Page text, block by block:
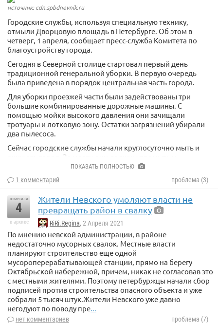
источник: cdn.spbdnevnik.ru
Городские службы, используя специальную технику,
отмыли Дворцовую площадь в Петербурге. Об этом в
четверг, 1 апреля, сообщает пресс-служба Комитета по
благоустройству города.
Сегодня в Северной столице стартовал первый день
традиционной генеральной уборки. В первую очередь
была приведена в порядок центральная часть города.
Для уборки проезжей части были задействованы три
большие комбинированные дорожные машины. С
помощью мойки высокого давления они зачищали
тротуары и лотковую зону. Остатки загрязнений убирали
два пылесоса.
Сейчас городские службы начали круглосуточно мыть и
очищать город. За месяц они должны промыть и
покрасить свыше 15 тысяч урн, почистить более трех тысяч
остановок, а также отмыть более 470 тысяч квадратных
метров дорожных ограждений.
ПОКАЗАТЬ ПОЛНОСТЬЮ
1 комментарий проблема (3)
отметили
4
в архиве
Жители Невского умоляют власти не
превращать район в свалку
RiRi.Regina, 2 Апреля 2021
По мнению невской администрации, в районе
недостаточно мусорных свалок. Местные власти
планируют строительство еще одной
мусороперерабатывающей станции, прямо на берегу
Октябрьской набережной, причем, никак не согласовав это
с местными жителями. Поэтому петербуржцы начали сбор
подписей против строительства опасного объекта и уже
собрали 5 тысяч штук.Жители Невского уже давно
негодуют по поводу пре...
нет комментариев проблема (7)